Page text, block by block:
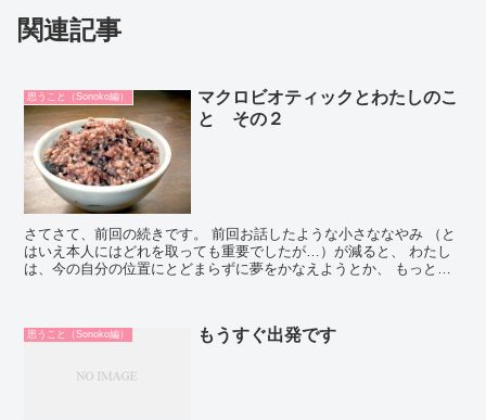
関連記事
思うこと（Sonoko編）
マクロビオティックとわたしのこ
と その２
さてさて、前回の続きです。 前回お話したような小さななやみ （と
はいえ本人にはどれを取っても重要でしたが…）が減ると、 わたし
は、今の自分の位置にとどまらずに夢をかなえようとか、 もっと地
思うこと（Sonoko編） もうすぐ出発です